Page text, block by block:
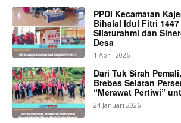
PPDI Kecamatan
Bihalal Idul Fitri
Silaturahmi dan
Desa
1 April 2026
Dari Tuk Sirah
Brebes Selatan
“Merawat Pertiwi”
24 Januari 2026